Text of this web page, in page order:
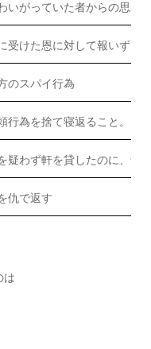
いがっていた者からの思わ
受けた恩に対して報いず、
のスパイ行為
行為を捨て寝返ること。
疑わず軒を貸したのに、母
仇で返す
は